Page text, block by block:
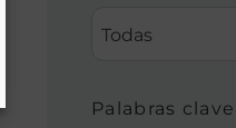
Todas
Palabras clave